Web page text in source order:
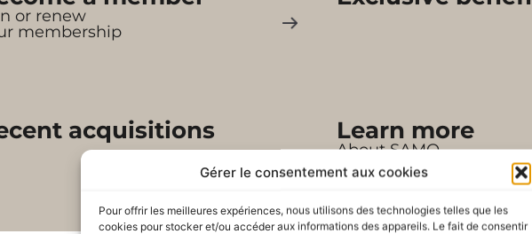
Gérer le consentement aux cookies
Pour offrir les meilleures expériences, nous utilisons des technologies telles que les
cookies pour stocker et/ou accéder aux informations des appareils. Le fait de consentir
or renew
membership
acquisitions Learn more
About SAMO